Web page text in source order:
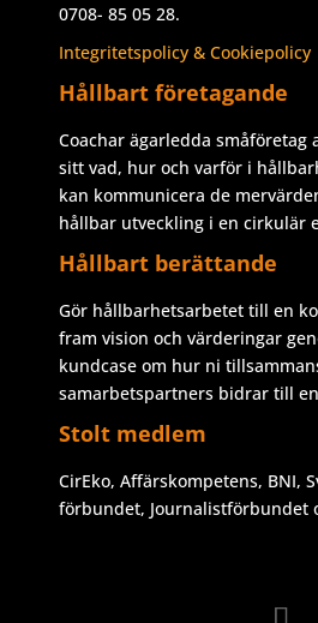
0708- 85 05 28.
Integritetspolicy & Cookiepolicy
Hållbart företagande
Coachar ägarledda småföretag
sitt vad, hur och varför i
kan kommunicera de
hållbar utveckling i en cirkulär
Hållbart berättande
Gör hållbarhetsarbetet till en
fram vision och värderingar
kundcase om hur ni
samarbetspartners bidrar till
Stolt medlem
CirEko, Affärskompetens, BNI,
förbundet, Journalistförbundet